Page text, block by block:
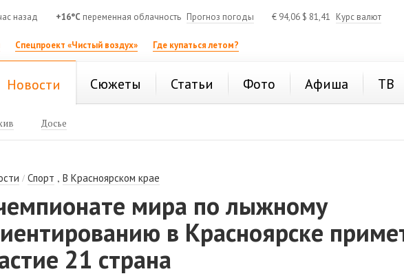
назад +16°C переменная облачность Прогноз погоды € 94,06 $ 81,41 Курс валют
Спецпроект «Чистый воздух» Где купаться летом?
Новости Сюжеты Статьи Фото Афиша ТВ
Досье
/Спорт ,В Красноярском крае
мира по лыжному
в Красноярске
21 страна